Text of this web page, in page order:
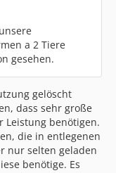
a 2 Tiere
gesehen.
gelöscht
dass sehr große
Leistung benötigen.
die in entlegenen
nur selten geladen
benötige. Es